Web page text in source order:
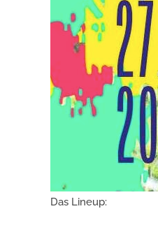
Das Lineup: